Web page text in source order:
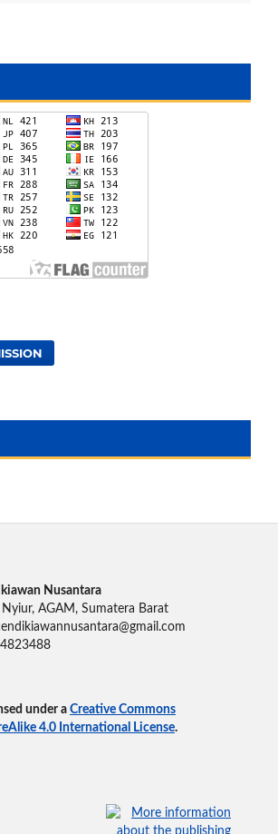
Nusantara
AGAM, Sumatera Barat
under a Creative Commons
4.0 International License.